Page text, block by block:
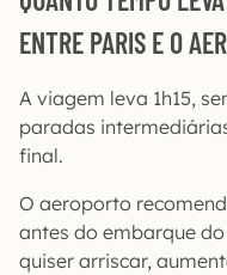
ENTRE PARIS E O
A viagem leva 1h15,
paradas
final.
O aeroporto
antes do embarque
quiser arriscar,